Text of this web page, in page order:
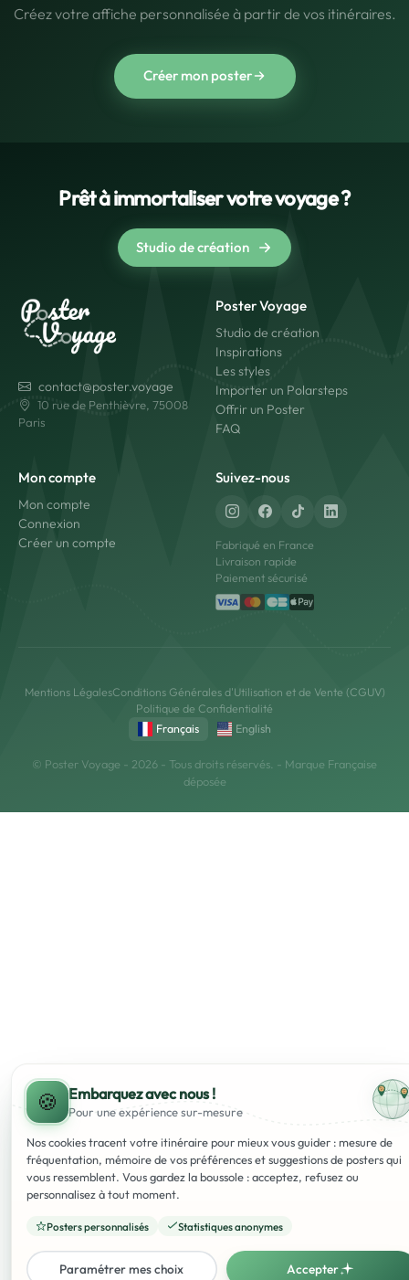
Créez votre affiche personnalisée à partir de vos itinéraires.
Créer mon poster
Prêt à immortaliser votre voyage ?
Studio de création
contact@poster.voyage
10 rue de Penthièvre, 75008
Paris
Poster Voyage
Studio de création
Inspirations
Les styles
Importer un Polarsteps
Offrir un Poster
FAQ
Mon compte
Mon compte
Connexion
Créer un compte
Suivez-nous
Fabriqué en France
Livraison rapide
Paiement sécurisé
Mentions LégalesConditions Générales d'Utilisation et de Vente (CGUV)
Politique de Confidentialité
Français
English
© Poster Voyage - 2026 - Tous droits réservés. - Marque Française
déposée
🍪 Embarquez avec nous !
Pour une expériencesur-mesure
Nos cookies tracent votre itinéraire pour mieux vous guider : mesure de
fréquentation, mémoire de vos préférences et suggestions de posters qui
vous ressemblent. Vous gardez la boussole : acceptez, refusez ou
personnalisez à tout moment.
Posters personnalisés Statistiques anonymes
Paramétrer mes choix Accepter